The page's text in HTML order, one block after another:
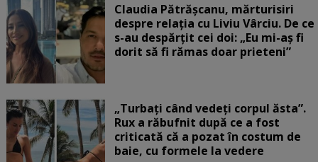
Claudia Pătrășcanu, mărturisiri
despre relația cu Liviu Vârciu. De ce
s-au despărțit cei doi: „Eu mi-aș fi
dorit să fi rămas doar prieteni”
„Turbați când vedeți corpul ăsta”.
Rux a răbufnit după ce a fost
criticată că a pozat în costum de
baie, cu formele la vedere